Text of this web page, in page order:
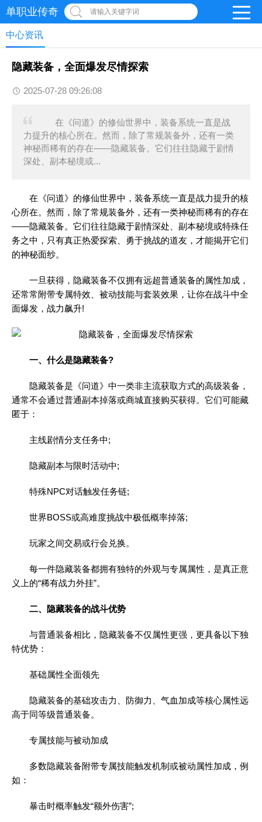
单职业传奇 请输入关键字词
中心资讯
隐藏装备，全面爆发尽情探索
2025-07-28 09:26:08
在《问道》的修仙世界中，装备系统一直是战
力提升的核心所在。然而，除了常规装备外，还有一类
神秘而稀有的存在——隐藏装备。它们往往隐藏于剧情
深处、副本秘境或...
在《问道》的修仙世界中，装备系统一直是战力提升的核
心所在。然而，除了常规装备外，还有一类神秘而稀有的存在
——隐藏装备。它们往往隐藏于剧情深处、副本秘境或特殊任
务之中，只有真正热爱探索、勇于挑战的道友，才能揭开它们
的神秘面纱。
一旦获得，隐藏装备不仅拥有远超普通装备的属性加成，
还常常附带专属特效、被动技能与套装效果，让你在战斗中全
面爆发，战力飙升!
一、什么是隐藏装备?
隐藏装备是《问道》中一类非主流获取方式的高级装备，
通常不会通过普通副本掉落或商城直接购买获得。它们可能藏
匿于：
主线剧情分支任务中;
隐藏副本与限时活动中;
特殊NPC对话触发任务链;
世界BOSS或高难度挑战中极低概率掉落;
玩家之间交易或行会兑换。
每一件隐藏装备都拥有独特的外观与专属属性，是真正意
义上的“稀有战力外挂”。
二、隐藏装备的战斗优势
与普通装备相比，隐藏装备不仅属性更强，更具备以下独
特优势：
基础属性全面领先
隐藏装备的基础攻击力、防御力、气血加成等核心属性远
高于同等级普通装备。
专属技能与被动加成
多数隐藏装备附带专属技能触发机制或被动属性加成，例
如：
暴击时概率触发“额外伤害”;